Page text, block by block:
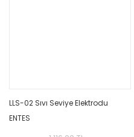
LLS-02 Sıvı Seviye Elektrodu
ENTES